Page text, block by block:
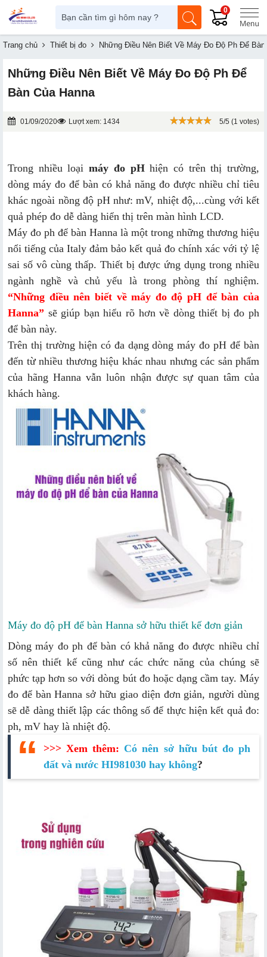
0
Trang chủ Thiết bị đo Những Điều Nên Biết Về Máy Đo Độ Ph Để Bàn
Những Điều Nên Biết Về Máy Đo Độ Ph Để
Bàn Của Hanna
01/09/2020 Lượt xem: 1434 5/5 (1 votes)
Trong nhiều loạimáy đo pHhiện có trên thị trường,
dòng máy đo để bàn có khả năng đo được nhiều chỉ tiêu
khác ngoài nồng độ pH như: mV, nhiệt độ,...cùng với kết
quả phép đo dễ dàng hiển thị trên màn hình LCD.
Máy đo ph để bàn Hanna là một trong những thương hiệu
nổi tiếng của Italy đảm bảo kết quả đo chính xác với tỷ lệ
sai số vô cùng thấp. Thiết bị được ứng dụng trong nhiều
ngành nghề và chủ yếu là trong phòng thí nghiệm.
“Những điều nên biết về máy đo độ pH để bàn của
Hanna” sẽ giúp bạn hiểu rõ hơn về dòng thiết bị đo ph
để bàn này.
Trên thị trường hiện có đa dạng dòng máy đo pH để bàn
đến từ nhiều thương hiệu khác nhau nhưng các sản phẩm
của hãng Hanna vẫn luôn nhận được sự quan tâm của
khách hàng.
Máy đo độ pH để bàn Hanna sở hữu thiết kế đơn giản
Dòng máy đo ph để bàn có khả năng đo được nhiều chỉ
số nên thiết kế cũng như các chức năng của chúng sẽ
phức tạp hơn so với dòng bút đo hoặc dạng cầm tay. Máy
đo để bàn Hanna sở hữu giao diện đơn giản, người dùng
sẽ dễ dàng thiết lập các thông số để thực hiện kết quả đo:
ph, mV hay là nhiệt độ.
>>> Xem thêm: Có nên sở hữu bút đo ph
đất và nước HI981030 hay không?